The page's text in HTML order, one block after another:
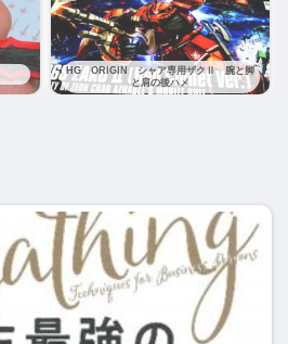
HG ORIGIN シャア専用ザクⅡ 腕と脚
と肩の後ハメ